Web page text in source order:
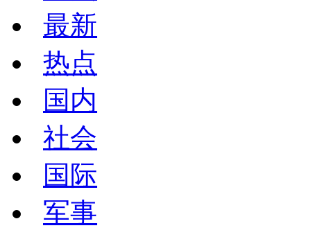
最新
热点
国内
社会
国际
军事